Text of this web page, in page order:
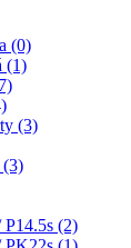
(0)
(1)
(3)
(3)
(2)